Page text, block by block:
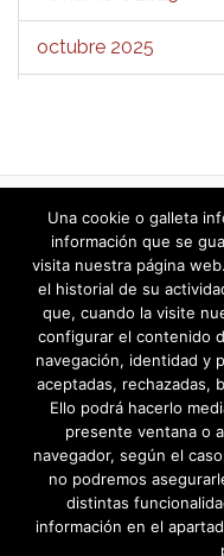
octubre 2025
julio 2025
junio 2025
mayo 2025
abril 2025
marzo 2025
febrero 2025
enero 2025
1 … 4 5
»
Una cookie o galleta
información que se
visita nuestra página
el historial de su
que, cuando la visite
configurar el contenido
navegación, identidad y
aceptadas, rechazadas,
Ello podrá hacerlo
presente ventana o
navegador, según el
no podremos
distintas
información en el